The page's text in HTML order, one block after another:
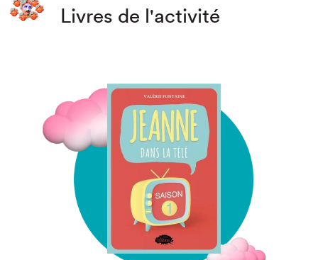
Livres de l'activité